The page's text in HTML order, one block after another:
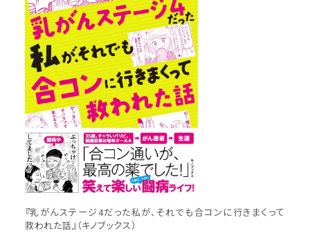
『乳がんステージ4だった私が、それでも合コンに行きまくって
救われた話』（キノブックス）